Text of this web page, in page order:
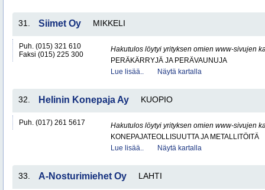
31. Siimet Oy MIKKELI
Puh. (015) 321 610
Faksi (015) 225 300
Hakutulos löytyi yrityksen omien www-sivujen
PERÄKÄRRYJÄ JA PERÄVAUNUJA
Lue lisää..
Näytä kartalla
32. Helinin Konepaja Ay KUOPIO
Puh. (017) 261 5617
Hakutulos löytyi yrityksen omien www-sivujen
KONEPAJATEOLLISUUTTA JA METALLITÖITÄ
Lue lisää..
Näytä kartalla
33. A-Nosturimiehet Oy LAHTI